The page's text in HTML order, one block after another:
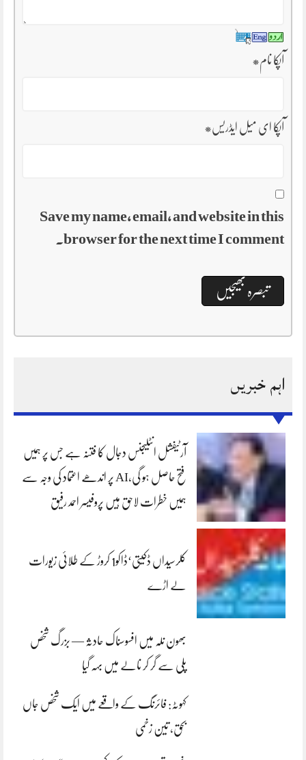
آپکا نام*
آپکا ای میل ایڈریس*
Save my name, email, and website in this
browser for the next time I comment.
اہم خبریں
آرٹیفشل انٹلیجنس دجال کا فتنہ ہے جس پر ہمیں
فتح حاصل ہو گی،AI پر اندھے اعتماد کی وجہ سے
ہمیں خطرات لاحق ہیں پروفیسر احمد رفیق
کلرسیداں ڈکیتی‘ڈاکو1 کروڑ کے طلائی زیورات
لے اڑے
بھون نلہ میں افسوسناک حادثہ — بزرگ شخص
پلی سے گر کر نالے میں بہہ گیا
کہوٹہ: فائرنگ کے واقعے میں ایک شخص جاں
بحق، تین زخمی